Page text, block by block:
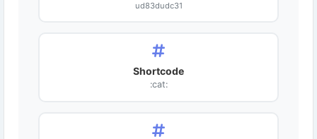
ud83dudc31
Shortcode
:cat: